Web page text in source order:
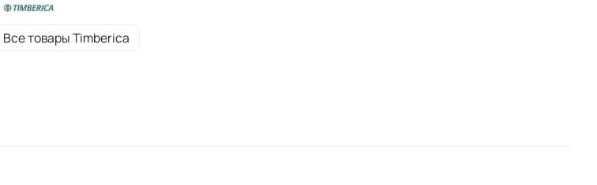
деревянные ручки поставляются только за
дополнительную плату.
Все товары Timberica